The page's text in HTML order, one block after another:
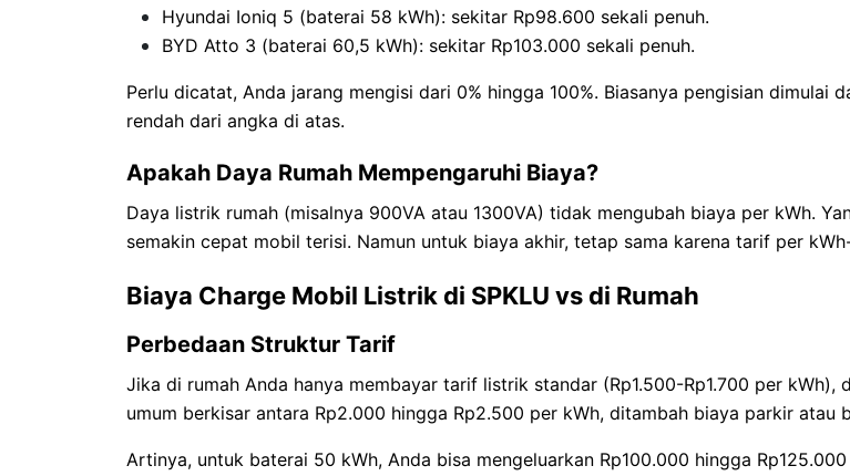
Hyundai Ioniq 5 (baterai 58 kWh): sekitar Rp98.600 sekali penuh.
BYD Atto 3 (baterai 60,5 kWh): sekitar Rp103.000 sekali penuh.
Perlu dicatat, Anda jarang mengisi dari 0% hingga 100%. Biasanya pengisian
rendah dari angka di atas.
Apakah Daya Rumah Mempengaruhi Biaya?
Daya listrik rumah (misalnya 900VA atau 1300VA) tidak mengubah biaya per kWh.
semakin cepat mobil terisi. Namun untuk biaya akhir, tetap sama karena tarif per
Biaya Charge Mobil Listrik di SPKLU vs di Rumah
Perbedaan Struktur Tarif
Jika di rumah Anda hanya membayar tarif listrik standar (Rp1.500-Rp1.700 per kWh),
umum berkisar antara Rp2.000 hingga Rp2.500 per kWh, ditambah biaya parkir atau
Artinya, untuk baterai 50 kWh, Anda bisa mengeluarkan Rp100.000 hingga